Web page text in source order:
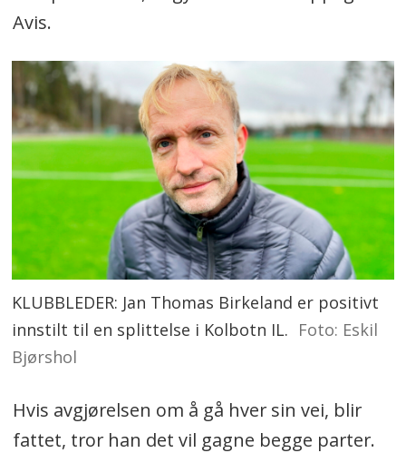
Avis.
KLUBBLEDER: Jan Thomas Birkeland er positivt
innstilt til en splittelse i Kolbotn IL. Foto: Eskil
Bjørshol
Hvis avgjørelsen om å gå hver sin vei, blir
fattet, tror han det vil gagne begge parter.